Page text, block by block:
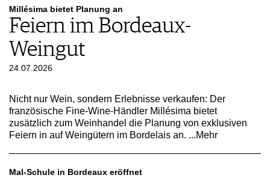
Millésima bietet Planung an
Feiern im Bordeaux-
Weingut
24.07.2026
Nicht nur Wein, sondern Erlebnisse verkaufen: Der
französische Fine-Wine-Händler Millésima bietet
zusätzlich zum Weinhandel die Planung von exklusiven
Feiern in auf Weingütern im Bordelais an. ...Mehr
Mal-Schule in Bordeaux eröffnet